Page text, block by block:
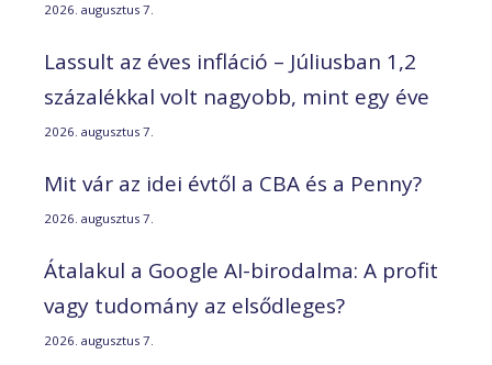
2026. augusztus 7.
Lassult az éves infláció – Júliusban 1,2
százalékkal volt nagyobb, mint egy éve
2026. augusztus 7.
Mit vár az idei évtől a CBA és a Penny?
2026. augusztus 7.
Átalakul a Google AI-birodalma: A profit
vagy tudomány az elsődleges?
2026. augusztus 7.